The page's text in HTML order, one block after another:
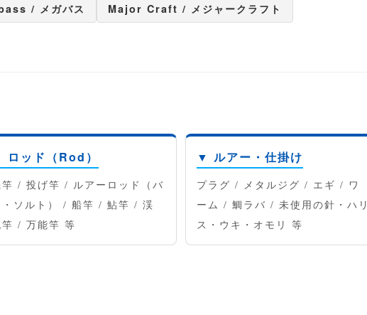
/ メガバス
Major Craft / メジャークラフト
ロッド（Rod）
竿 / 投げ竿 / ルアーロッド（バ
・ソルト） / 船竿 / 鮎竿 / 渓
竿 / 万能竿 等
▼ ルアー・仕掛け
プラグ / メタルジグ / エギ / ワ
ーム / 鯛ラバ / 未使用の針・ハリ
ス・ウキ・オモリ 等